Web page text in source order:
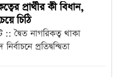
প্রার্থীর কী বিধান,
চিঠি
দ্বৈত নাগরিকত্ব থাকা
প্রতিদ্বন্দ্বিতা